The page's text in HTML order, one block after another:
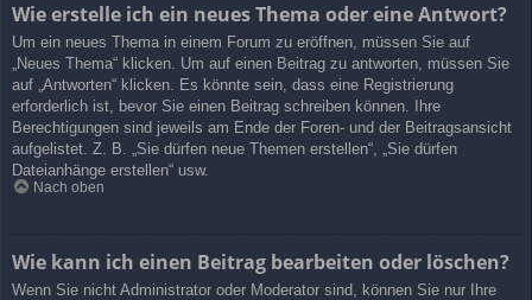
Wie erstelle ich ein neues Thema oder eine Antwort?
Um ein neues Thema in einem Forum zu eröffnen, müssen Sie auf
„Neues Thema“ klicken. Um auf einen Beitrag zu antworten, müssen Sie
auf „Antworten“ klicken. Es könnte sein, dass eine Registrierung
erforderlich ist, bevor Sie einen Beitrag schreiben können. Ihre
Berechtigungen sind jeweils am Ende der Foren- und der Beitragsansicht
aufgelistet. Z. B. „Sie dürfen neue Themen erstellen“, „Sie dürfen
Dateianhänge erstellen“ usw.
Nach oben
Wie kann ich einen Beitrag bearbeiten oder löschen?
Wenn Sie nicht Administrator oder Moderator sind, können Sie nur Ihre